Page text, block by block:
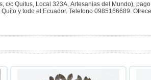
c Quitus, Local 323A, Artesanias del Mundo),
y todo el Ecuador. Telefono 0985166689.